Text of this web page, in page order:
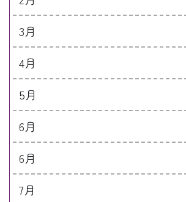
3月
4月
5月
6月
6月
7月